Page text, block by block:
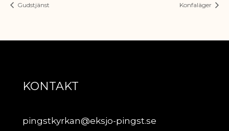
Gudstjänst Konfaläger
KONTAKT
pingstkyrkan@eksjo-pingst.se